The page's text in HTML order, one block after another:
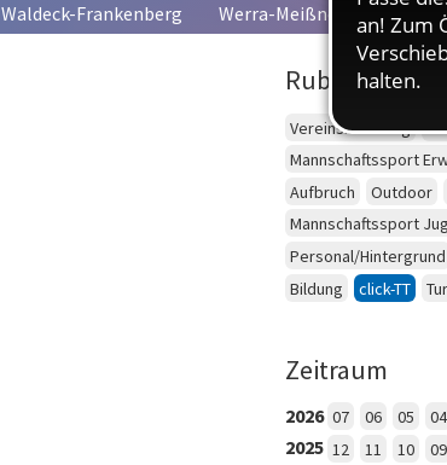
Waldeck-Frankenberg Werra-Meißner
Rubriken
Vereinsberatung
Mannschaftssport
Aufbruch
Outdoor
Mannschaftssport
Personal/Hintergrund
Bildung
click-TT
Zeitraum
2026 07 06 05 04
2025 12 11 10 09